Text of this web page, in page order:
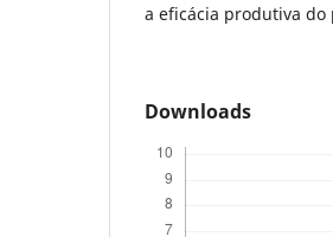
a eficácia produtiva
Downloads